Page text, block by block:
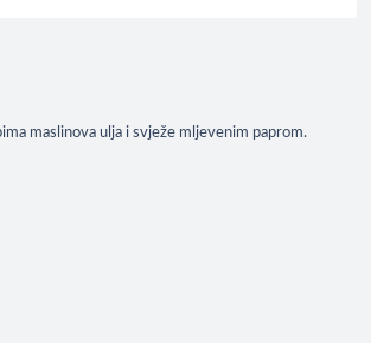
maslinova ulja i svježe mljevenim paprom.